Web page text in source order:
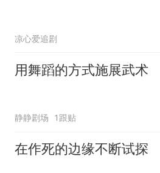
凉心爱追剧
用舞蹈的方式施展武术
静静剧场 1跟贴
在作死的边缘不断试探